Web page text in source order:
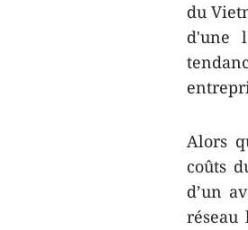
du
d'une
Alors
coûts
d’un
réseau